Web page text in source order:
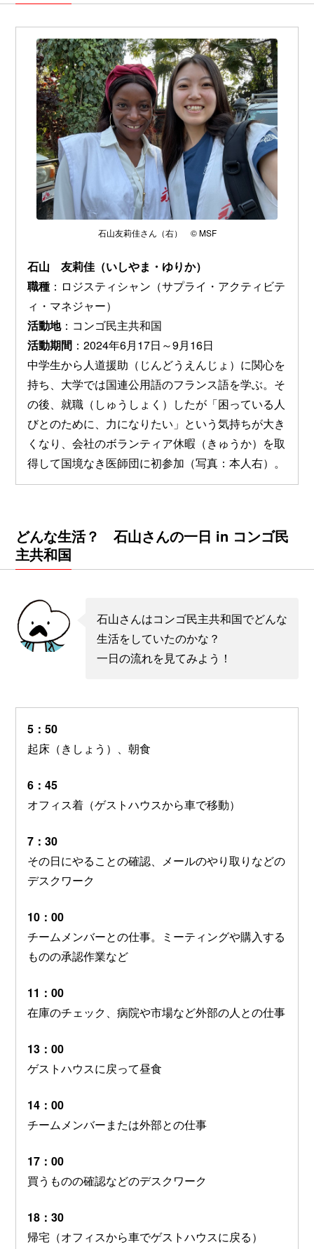
石山友莉佳さん（右） © MSF
石山 友莉佳（いしやま・ゆりか）
職種 ：ロジスティシャン（サプライ・アクティビテ
ィ・マネジャー）
活動地：コンゴ民主共和国
活動期間 ：2024年6月17日～9月16日
中学生から人道援助（じんどうえんじょ）に関心を
持ち、大学では国連公用語のフランス語を学ぶ。そ
の後、就職（しゅうしょく）したが「困っている人
びとのために、力になりたい」という気持ちが大き
くなり、会社のボランティア休暇（きゅうか）を取
得して国境なき医師団に初参加（写真：本人右）。
どんな生活？ 石山さんの一日 in コンゴ民
主共和国
石山さんはコンゴ民主共和国でどんな
生活をしていたのかな？
一日の流れを見てみよう！
5：50
起床（きしょう）、朝食
6：45
オフィス着（ゲストハウスから車で移動）
7：30
その日にやることの確認、メールのやり取りなどの
デスクワーク
10：00
チームメンバーとの仕事。ミーティングや購入する
ものの承認作業など
11：00
在庫のチェック、病院や市場など外部の人との仕事
13：00
ゲストハウスに戻って昼食
14：00
チームメンバーまたは外部との仕事
17：00
買うものの確認などのデスクワーク
18：30
帰宅（オフィスから車でゲストハウスに戻る）